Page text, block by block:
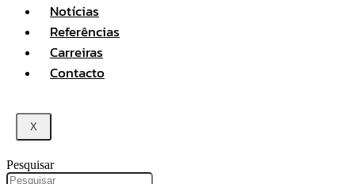
Notícias
Referências
Carreiras
Contacto
X
Pesquisar